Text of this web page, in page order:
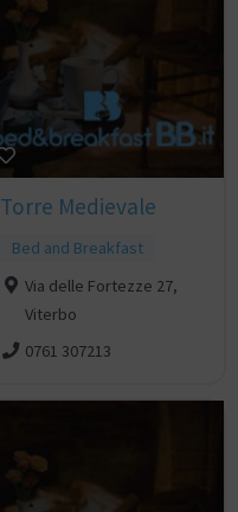
Torre Medievale
Bed and Breakfast
Via delle Fortezze 27,
Viterbo
0761 307213